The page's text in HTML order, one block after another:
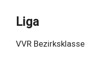
Liga
VVR Bezirksklasse